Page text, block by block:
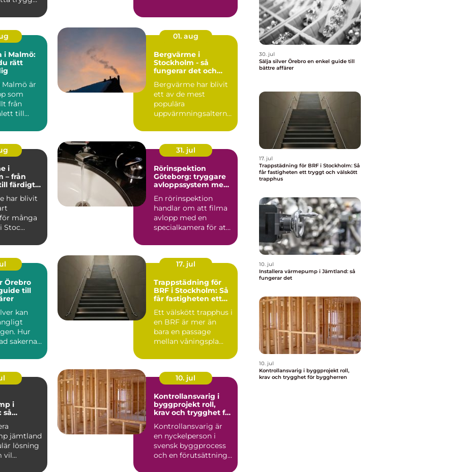
i Malmö:
rätt
Malmö är
som
från
till
01. aug
Bergvärme i
Stockholm - så
fungerar det och
Bergvärme har blivit
ett av de mest
populära
uppvärmningsalterna
i
– från
färdigt
har blivit
många
Stoc...
31. jul
Rörinspektion
Göteborg: tryggare
avloppssystem med
En rörinspektion
handlar om att filma
avlopp med en
specialkamera för att
Örebro
till
kan
Hur
sakerna
17. jul
Trappstädning för
BRF i Stockholm: Så
får fastigheten ett
trapphus
Ett välskött trapphus i
en BRF är mer än
bara en passage
mellan våningspla...
i
så
jämtland
lösning
vil...
10. jul
Kontrollansvarig i
byggprojekt roll,
krav och trygghet för
Kontrollansvarig är
en nyckelperson i
svensk byggprocess
och en förutsättning
30. jul
Sälja silver Örebro en enkel guide till
bättre affärer
17. jul
Trappstädning för BRF i Stockholm: Så
får fastigheten ett tryggt och välskött
trapphus
10. jul
Installera värmepump i Jämtland: så
fungerar det
10. jul
Kontrollansvarig i byggprojekt roll,
krav och trygghet för byggherren